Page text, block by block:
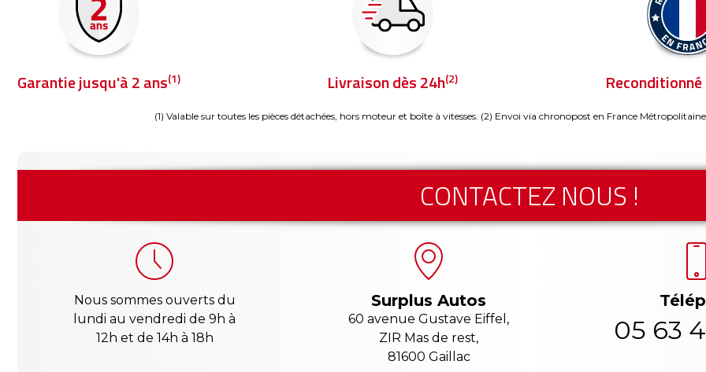
Garantie jusqu'à 2 ans(1) Livraison dès 24h(2) Reconditionné
(1) Valable sur toutes les pièces détachées, hors moteur et boîte à vitesses. (2) Envoi via chronopost en France
CONTACTEZ NOUS !
Nous sommes ouverts du
lundi au vendredi de 9h à
12h et de 14h à 18h
Surplus Autos
60 avenue Gustave Eiffel,
ZIR Mas de rest,
81600 Gaillac
05 63